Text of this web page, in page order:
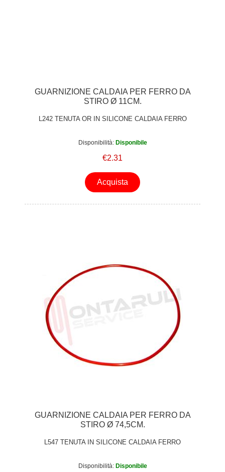
GUARNIZIONE CALDAIA PER FERRO DA
STIRO Ø 11CM.
L242 TENUTA OR IN SILICONE CALDAIA FERRO
Disponibilità: Disponibile
€2.31
Acquista
GUARNIZIONE CALDAIA PER FERRO DA
STIRO Ø 74,5CM.
L547 TENUTA IN SILICONE CALDAIA FERRO
Disponibilità: Disponibile